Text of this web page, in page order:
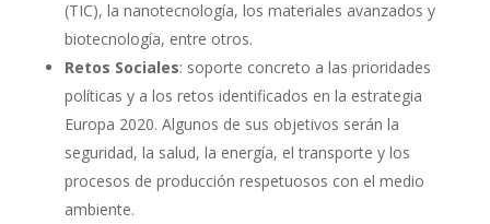
(TIC), la nanotecnología, los materiales avanzados y
biotecnología, entre otros.
Retos Sociales: soporte concreto a las prioridades
políticas y a los retos identificados en la estrategia
Europa 2020. Algunos de sus objetivos serán la
seguridad, la salud, la energía, el transporte y los
procesos de producción respetuosos con el medio
ambiente.